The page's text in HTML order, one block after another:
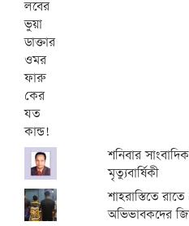
শনিবার
মৃত্যুবার্ষিকী
শাহরাস্তিতে
অভিভাবকদের